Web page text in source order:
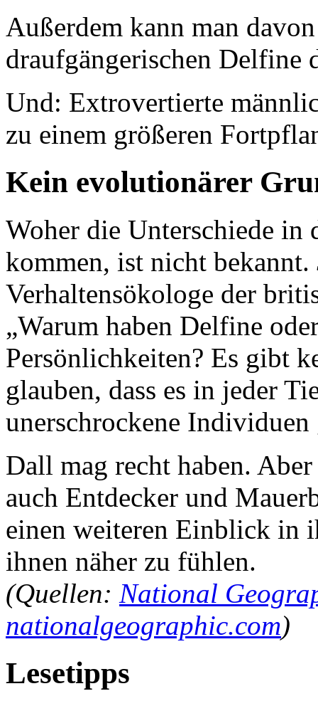
Außerdem kann man
draufgängerischen Delfine
Und: Extrovertierte
zu einem größeren
Kein evolutionärer
Woher die Unterschiede in
kommen, ist nicht bekannt.
Verhaltensökologe der
„Warum haben Delfine
Persönlichkeiten? Es gibt
glauben, dass es in jeder
unerschrockene Individuen
Dall mag recht haben.
auch Entdecker und
einen weiteren Einblick in
ihnen näher zu fühlen.
(Quellen: National
nationalgeographic.com)
Lesetipps